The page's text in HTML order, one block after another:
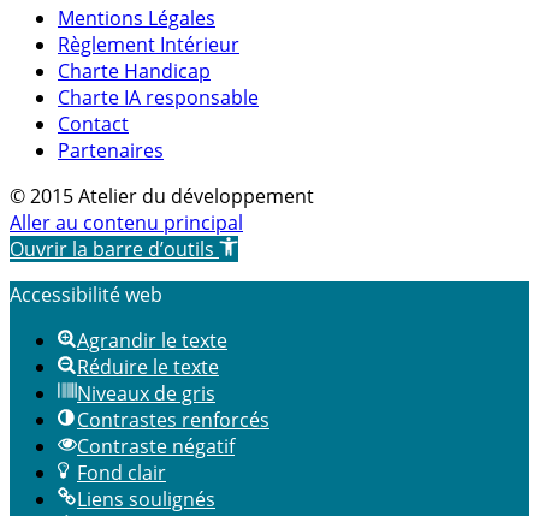
Mentions Légales
Règlement Intérieur
Charte Handicap
Charte IA responsable
Contact
Partenaires
© 2015 Atelier du développement
Aller au contenu principal
Ouvrir la barre d’outils
Accessibilité web
Agrandir le texte
Réduire le texte
Niveaux de gris
Contrastes renforcés
Contraste négatif
Fond clair
Liens soulignés